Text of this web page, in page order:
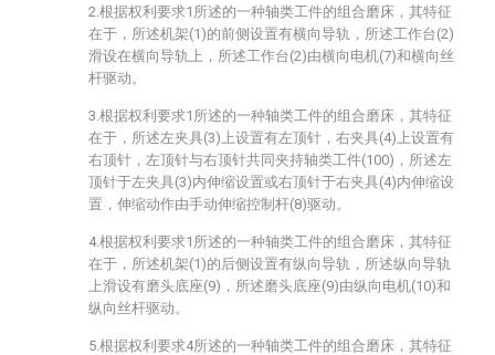
2.根据权利要求1所述的一种轴类工件的组合磨床，其特征
在于，所述机架(1)的前侧设置有横向导轨，所述工作台(2)
滑设在横向导轨上，所述工作台(2)由横向电机(7)和横向丝
杆驱动。
3.根据权利要求1所述的一种轴类工件的组合磨床，其特征
在于，所述左夹具(3)上设置有左顶针，右夹具(4)上设置有
右顶针，左顶针与右顶针共同夹持轴类工件(100)，所述左
顶针于左夹具(3)内伸缩设置或右顶针于右夹具(4)内伸缩设
置，伸缩动作由手动伸缩控制杆(8)驱动。
4.根据权利要求1所述的一种轴类工件的组合磨床，其特征
在于，所述机架(1)的后侧设置有纵向导轨，所述纵向导轨
上滑设有磨头底座(9)，所述磨头底座(9)由纵向电机(10)和
纵向丝杆驱动。
5.根据权利要求4所述的一种轴类工件的组合磨床，其特征